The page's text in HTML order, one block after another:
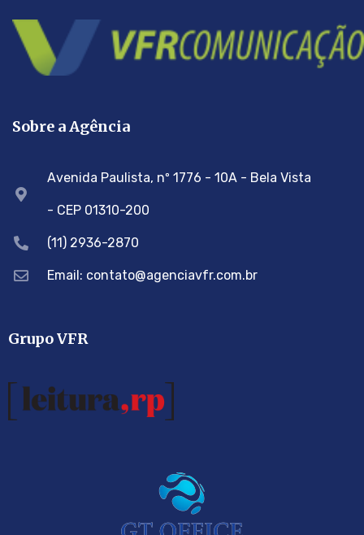
Sobre a Agência
Avenida Paulista, nº 1776 - 10A - Bela Vista
- CEP 01310-200
(11) 2936-2870
Email: contato@agenciavfr.com.br
Grupo VFR